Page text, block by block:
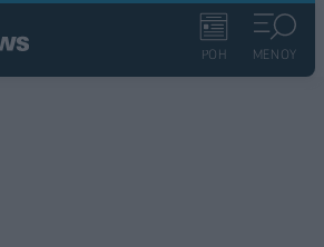
ΡΟΗ ΜΕΝΟΥ